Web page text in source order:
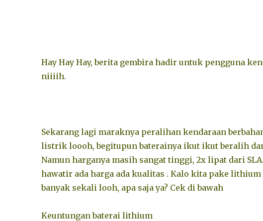
Hay Hay Hay, berita gembira hadir untuk pengguna
niiiih.
Sekarang lagi maraknya peralihan kendaraan
listrik loooh, begitupun baterainya ikut ikut beralih
Namun harganya masih sangat tinggi, 2x lipat dari
hawatir ada harga ada kualitas . Kalo kita pake
banyak sekali looh, apa saja ya? Cek di bawah
Keuntungan baterai lithium